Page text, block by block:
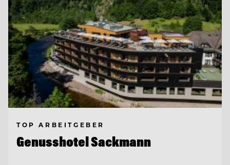
TOP ARBEITGEBER
Genusshotel Sackmann